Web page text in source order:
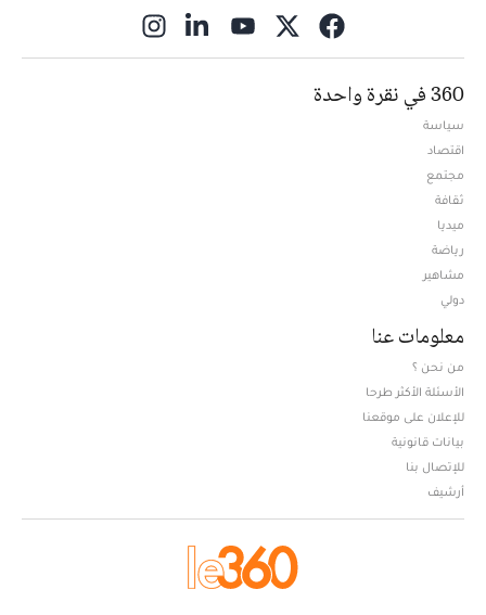
360 في نقرة واحدة
سياسة
اقتصاد
مجتمع
ثقافة
ميديا
رياضة
مشاهير
دولي
معلومات عنا
من نحن ؟
الأسئلة الأكثر طرحا
للإعلان على موقعنا
بيانات قانونية
للإتصال بنا
أرشيف